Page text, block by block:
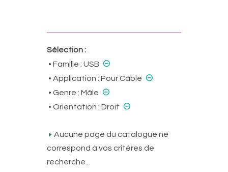
Sélection :
• Famille : USB ⊝
• Application : Pour Câble ⊝
• Genre : Mâle ⊝
• Orientation : Droit ⊝
Aucune page du catalogue ne
correspond à vos critères de
recherche...